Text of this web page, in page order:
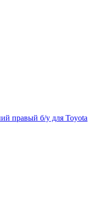
правый б/у для Toyota